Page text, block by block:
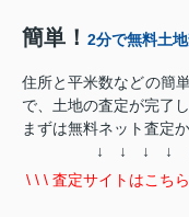
簡単！ 2分で無料土
住所と平米数などの簡
で、土地の査定が完了
まずは無料ネット査定
↓ ↓ ↓ ↓ ↓
\ \ \ 査定サイトはこち